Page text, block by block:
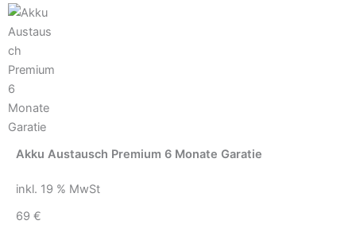
Akku Austausch Premium 6 Monate Garatie
inkl. 19 % MwSt
69 €